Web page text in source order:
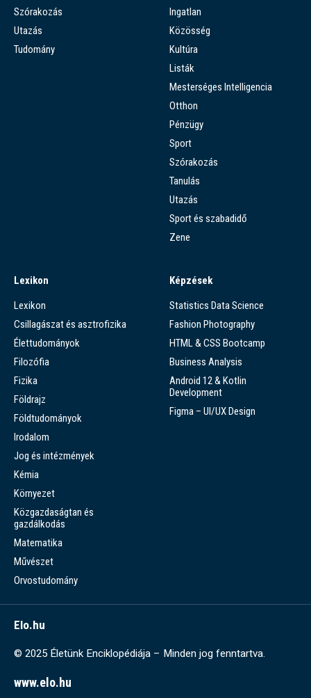
Szórakozás
Utazás
Tudomány
Ingatlan
Közösség
Kultúra
Listák
Mesterséges Intelligencia
Otthon
Pénzügy
Sport
Szórakozás
Tanulás
Utazás
Sport és szabadidő
Zene
Lexikon
Lexikon
Csillagászat és asztrofizika
Élettudományok
Filozófia
Fizika
Földrajz
Földtudományok
Irodalom
Jog és intézmények
Kémia
Környezet
Közgazdaságtan és
gazdálkodás
Matematika
Művészet
Orvostudomány
Képzések
Statistics Data Science
Fashion Photography
HTML & CSS Bootcamp
Business Analysis
Android 12 & Kotlin
Development
Figma – UI/UX Design
Elo.hu
© 2025 Életünk Enciklopédiája – Minden jog fenntartva.
www.elo.hu